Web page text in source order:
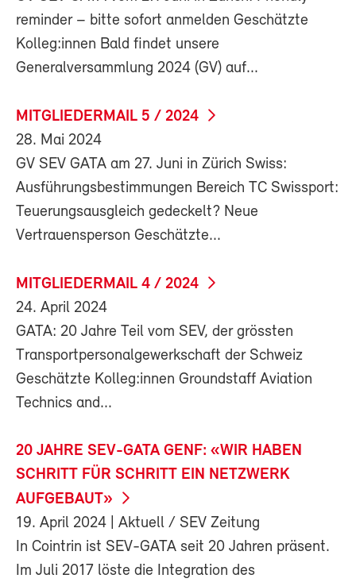
reminder – bitte sofort anmelden Geschätzte
Kolleg:innen Bald findet unsere
Generalversammlung 2024 (GV) auf...
MITGLIEDERMAIL 5 / 2024
28. Mai 2024
GV SEV GATA am 27. Juni in Zürich Swiss:
Ausführungsbestimmungen Bereich TC Swissport:
Teuerungsausgleich gedeckelt? Neue
Vertrauensperson Geschätzte...
MITGLIEDERMAIL 4 / 2024
24. April 2024
GATA: 20 Jahre Teil vom SEV, der grössten
Transportpersonalgewerkschaft der Schweiz
Geschätzte Kolleg:innen Groundstaff Aviation
Technics and...
20 JAHRE SEV-GATA GENF: «WIR HABEN
SCHRITT FÜR SCHRITT EIN NETZWERK
AUFGEBAUT»
19. April 2024 | Aktuell / SEV Zeitung
In Cointrin ist SEV-GATA seit 20 Jahren präsent.
Im Juli 2017 löste die Integration des